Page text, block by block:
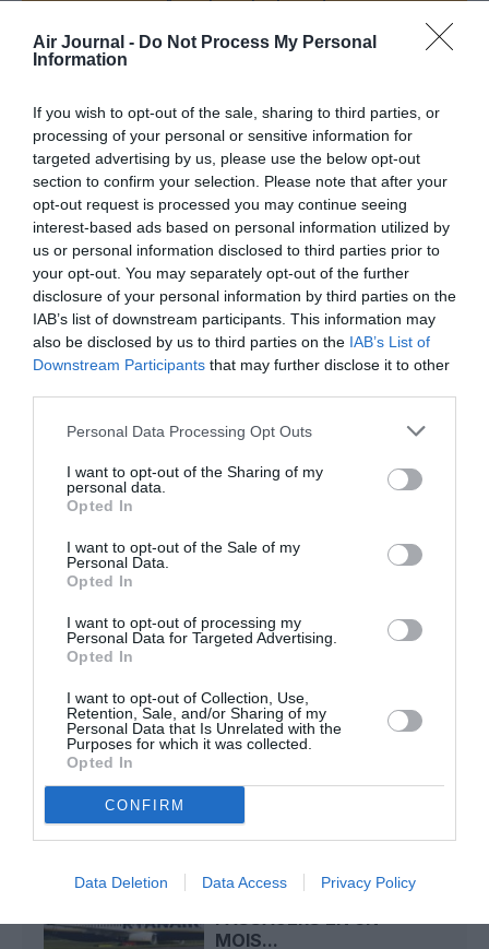
Air Journal - Do Not Process My Personal
Information
If you wish to opt-out of the sale, sharing to third parties, or
processing of your personal or sensitive information for
targeted advertising by us, please use the below opt-out
section to confirm your selection. Please note that after your
opt-out request is processed you may continue seeing
interest-based ads based on personal information utilized by
us or personal information disclosed to third parties prior to
your opt-out. You may separately opt-out of the further
disclosure of your personal information by third parties on the
IAB’s list of downstream participants. This information may
also be disclosed by us to third parties on the IAB’s List of
Downstream Participants that may further disclose it to other
Personal Data Processing Opt Outs
I want to opt-out of the Sharing of my
personal data.
Opted In
I want to opt-out of the Sale of my
Personal Data.
Opted In
I want to opt-out of processing my
Personal Data for Targeted Advertising.
Opted In
I want to opt-out of Collection, Use,
Retention, Sale, and/or Sharing of my
Personal Data that Is Unrelated with the
Purposes for which it was collected.
Opted In
CONFIRM
Data Deletion Data Access Privacy Policy
Soutenez Air Journal participez
à son
NOUS SOUTENIR
DERNIERS COMMENTAIRES
19 h 23 sans escale : le Boeing 777F de National
Aéroports du Maroc : la carte d’embarquement passe
au tout numérique avec Pax Check
charleroi Croatie Grèce ryanair
LIRE AUSSI
RYANAIR FRANCHIT LES
22 MILLIONS DE
PASSAGERS EN UN
MOIS...